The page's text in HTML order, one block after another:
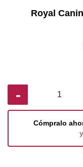
Royal
-
Cómpralo
y